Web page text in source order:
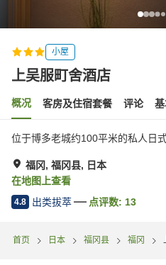
小屋
上吴服町舍酒店
概况 客房及住宿套餐 评论
位于博多老城约100平米的私人日
福冈, 福冈县, 日本
在地图上查看
4.8 出类拔萃 点评数: 13
首页 日本 福冈县 福冈